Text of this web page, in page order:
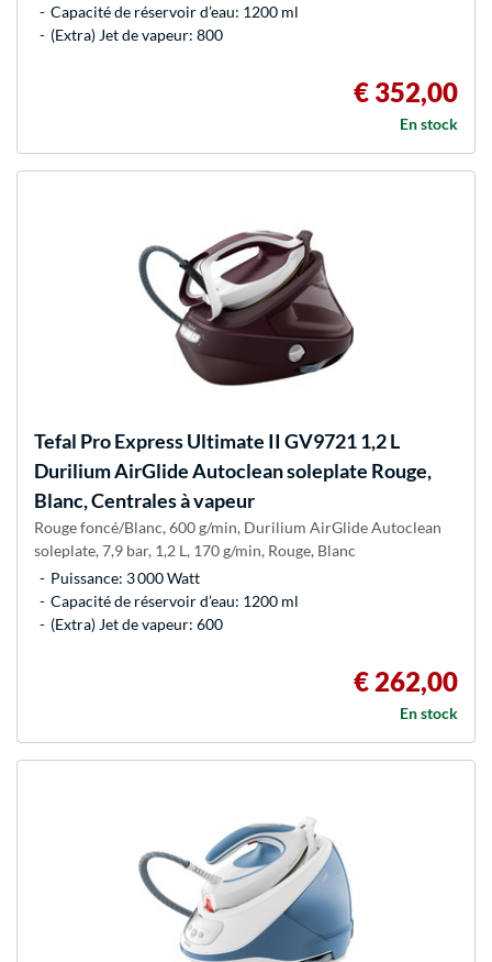
Capacité de réservoir d’eau: 1200 ml
(Extra) Jet de vapeur: 800
€ 352,00
En stock
Tefal Pro Express Ultimate II GV9721 1,2 L
Durilium AirGlide Autoclean soleplate Rouge,
Blanc, Centrales à vapeur
Rouge foncé/Blanc, 600 g/min, Durilium AirGlide Autoclean
soleplate, 7,9 bar, 1,2 L, 170 g/min, Rouge, Blanc
Puissance: 3 000 Watt
Capacité de réservoir d’eau: 1200 ml
(Extra) Jet de vapeur: 600
€ 262,00
En stock